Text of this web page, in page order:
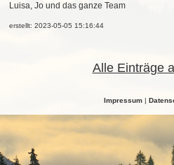
Luisa, Jo und das ganze Team
erstellt: 2023-05-05 15:16:44
Alle Einträge
Impressum |